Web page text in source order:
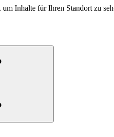
um Inhalte für Ihren Standort zu